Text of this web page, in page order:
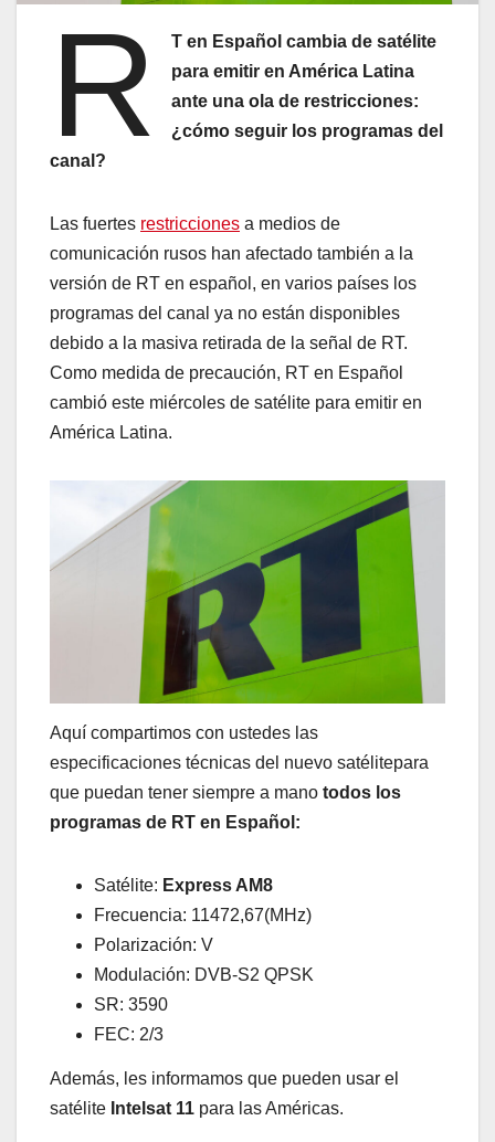
R
T en Español cambia de satélite
para emitir en América Latina
ante una ola de restricciones:
¿cómo seguir los programas del
canal?
Las fuertes restricciones a medios de
comunicación rusos han afectado también a la
versión de RT en español, en varios países los
programas del canal ya no están disponibles
debido a la masiva retirada de la señal de RT.
Como medida de precaución, RT en Español
cambió este miércoles de satélite para emitir en
América Latina.
Aquí compartimos con ustedes las
especificaciones técnicas del nuevo satélitepara
que puedan tener siempre a mano todos los
programas de RT en Español:
Satélite: Express AM8
Frecuencia: 11472,67(MHz)
Polarización: V
Modulación: DVB-S2 QPSK
SR: 3590
FEC: 2/3
Además, les informamos que pueden usar el
satélite Intelsat 11 para las Américas.